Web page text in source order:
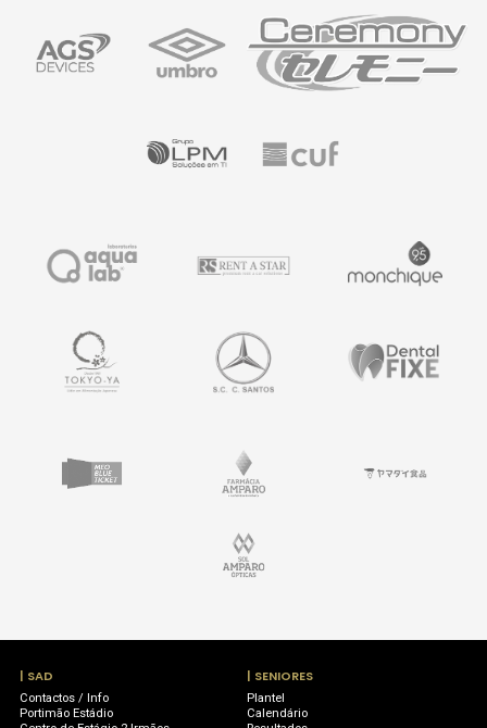
| SAD
Contactos / Info
Portimão Estádio
| SENIORES
Plantel
Calendário